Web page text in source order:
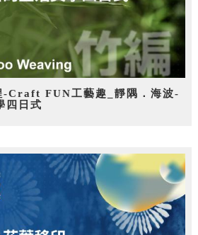
-Craft FUN工藝趣_靜隅．海波-
四日式